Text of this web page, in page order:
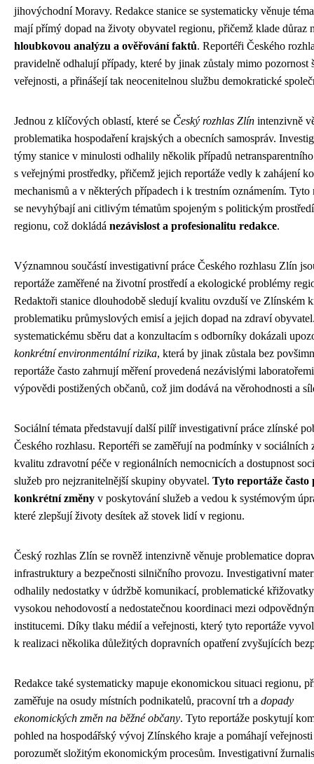
jihovýchodní Moravy. Redakce stanice se systematicky věnuje
mají přímý dopad na životy obyvatel regionu, přičemž klade důraz
hloubkovou analýzu a ověřování faktů. Reportéři Českého
pravidelně odhalují případy, které by jinak zůstaly mimo pozornost
veřejnosti, a přinášejí tak neocenitelnou službu demokratické
Jednou z klíčových oblastí, které se Český rozhlas Zlín intenzivně
problematika hospodaření krajských a obecních samospráv.
týmy stanice v minulosti odhalily několik případů
s veřejnými prostředky, přičemž jejich reportáže vedly k zahájení
mechanismů a v některých případech i k trestním oznámením. Tyto
se nevyhýbají ani citlivým tématům spojeným s politickým
regionu, což dokládá nezávislost a profesionalitu redakce.
Významnou součástí investigativní práce Českého rozhlasu Zlín
reportáže zaměřené na životní prostředí a ekologické problémy
Redaktoři stanice dlouhodobě sledují kvalitu ovzduší ve Zlínském
problematiku průmyslových emisí a jejich dopad na zdraví
systematickému sběru dat a konzultacím s odborníky dokázali
konkrétní environmentální rizika, která by jinak zůstala bez
reportáže často zahrnují měření provedená nezávislými
výpovědi postižených občanů, což jim dodává na věrohodnosti a
Sociální témata představují další pilíř investigativní práce zlínské
Českého rozhlasu. Reportéři se zaměřují na podmínky v sociálních
kvalitu zdravotní péče v regionálních nemocnicích a dostupnost
služeb pro nejzranitelnější skupiny obyvatel. Tyto reportáže často
konkrétní změny v poskytování služeb a vedou k systémovým
které zlepšují životy desítek až stovek lidí v regionu.
Český rozhlas Zlín se rovněž intenzivně věnuje problematice
infrastruktury a bezpečnosti silničního provozu. Investigativní
odhalily nedostatky v údržbě komunikací, problematické
vysokou nehodovostí a nedostatečnou koordinaci mezi
institucemi. Díky tlaku médií a veřejnosti, který tyto reportáže
k realizaci několika důležitých dopravních opatření zvyšujících
Redakce také systematicky mapuje ekonomickou situaci regionu,
zaměřuje na osudy místních podnikatelů, pracovní trh a dopady
ekonomických změn na běžné občany. Tyto reportáže poskytují
pohled na hospodářský vývoj Zlínského kraje a pomáhají
porozumět složitým ekonomickým procesům. Investigativní